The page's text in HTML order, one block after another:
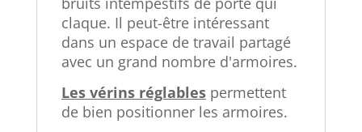
claque. Il peut-être intéressant
dans un espace de travail partagé
avec un grand nombre d'armoires.
Les vérins réglablespermettent
de bien positionner les armoires.